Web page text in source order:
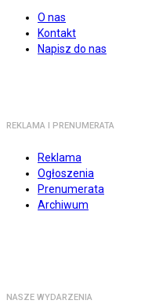
O nas
Kontakt
Napisz do nas
REKLAMA I PRENUMERATA
Reklama
Ogłoszenia
Prenumerata
Archiwum
NASZE WYDARZENIA